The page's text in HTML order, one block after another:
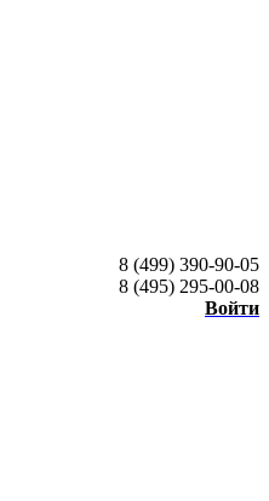
8 (499) 390-90-05
8 (495) 295-00-08
Войти